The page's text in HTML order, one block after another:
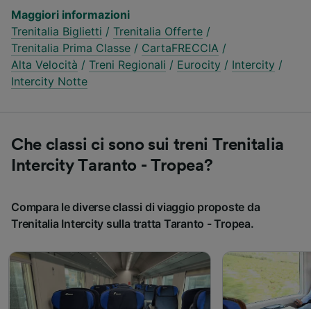
Maggiori informazioni
Trenitalia Biglietti / Trenitalia Offerte /
Trenitalia Prima Classe / CartaFRECCIA /
Alta Velocità / Treni Regionali / Eurocity / Intercity /
Intercity Notte
Che classi ci sono sui treni Trenitalia
Intercity Taranto - Tropea?
Compara le diverse classi di viaggio proposte da
Trenitalia Intercity sulla tratta Taranto - Tropea.